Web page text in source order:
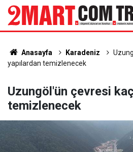
Anasayfa Karadeniz
yapılardan temizlenecek
Uzungöl'ün çevresi
temizlenecek